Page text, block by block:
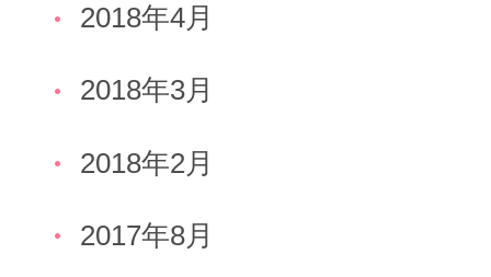
2018年4月
2018年3月
2018年2月
2017年8月